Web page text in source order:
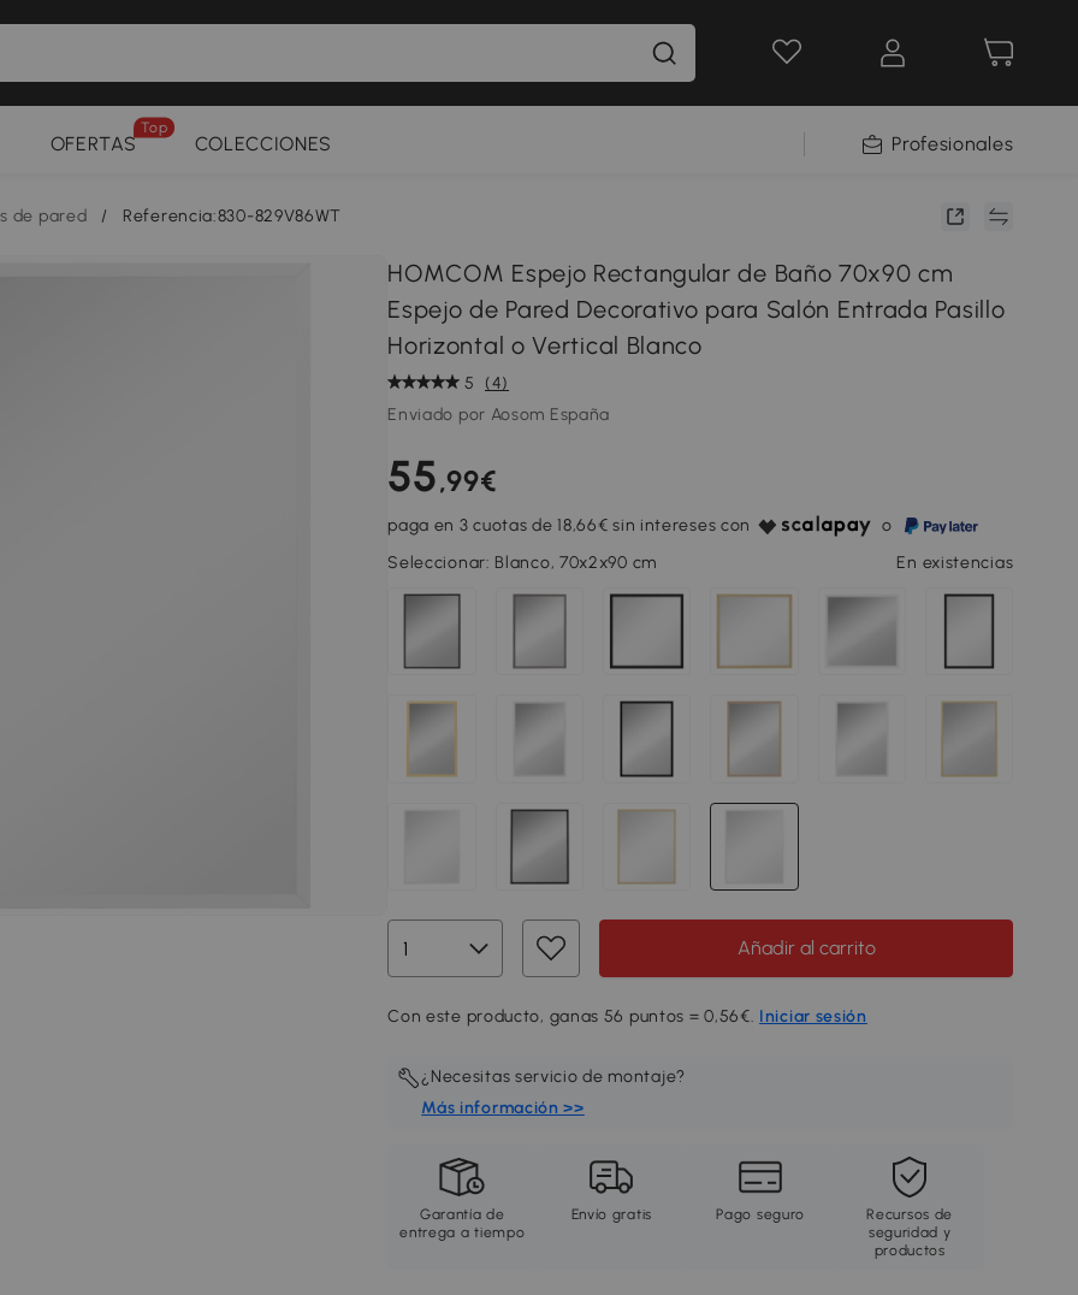
OFERTAS
Top
COLECCIONES Profesionales
de pared / Referencia:830-829V86WT
HOMCOM Espejo Rectangular de Baño 70x90 cm
Espejo de Pared Decorativo para Salón Entrada Pasillo
Horizontal o Vertical Blanco
5
(4)
Enviado por Aosom España
55,99€
paga en 3 cuotas de 18,66€ sin intereses con
o
Seleccionar: Blanco, 70x2x90 cm En existencias
Añadir al carrito
Con este producto, ganas 56 puntos = 0,56€. Iniciar sesión
¿Necesitas servicio de montaje?
Más información >>
Garantía de
entrega a tiempo
Envío gratis Pago seguro
Recursos de
seguridad y
productos